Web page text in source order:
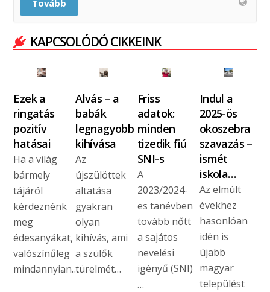
Tovább
KAPCSOLÓDÓ CIKKEINK
Ezek a
ringatás
pozitív
hatásai
Ha a világ
bármely
tájáról
kérdeznénk
meg
édesanyákat,
valószínűleg
mindannyian…
Alvás – a
babák
legnagyobb
kihívása
Az
újszülöttek
altatása
gyakran
olyan
kihívás, ami
a szülők
türelmét…
Friss
adatok:
minden
tizedik fiú
SNI-s
A
2023/2024-
es tanévben
tovább nőtt
a sajátos
nevelési
igényű (SNI)
…
Indul a
2025-ös
okoszebra
szavazás –
ismét
iskola…
Az elmúlt
évekhez
hasonlóan
idén is
újabb
magyar
települést